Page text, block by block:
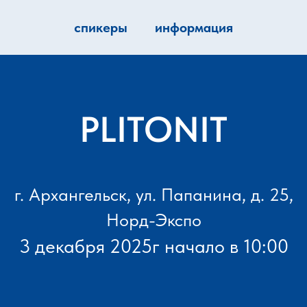
спикеры информация
PLITONIT
г. Архангельск, ул. Папанина, д. 25,
Норд-Экспо
3 декабря 2025г начало в 10:00